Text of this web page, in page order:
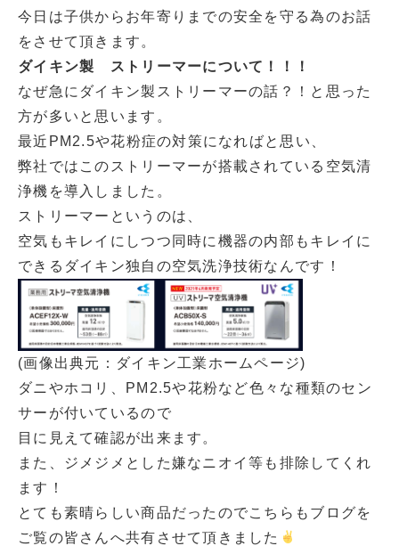
今日は子供からお年寄りまでの安全を守る為のお話
をさせて頂きます。
ダイキン製 ストリーマーについて！！！
なぜ急にダイキン製ストリーマーの話？！と思った
方が多いと思います。
最近PM2.5や花粉症の対策になればと思い、
弊社ではこのストリーマーが搭載されている空気清
浄機を導入しました。
ストリーマーというのは、
空気もキレイにしつつ同時に機器の内部もキレイに
できるダイキン独自の空気洗浄技術なんです！
(画像出典元：ダイキン工業ホームページ)
ダニやホコリ、PM2.5や花粉など色々な種類のセン
サーが付いているので
目に見えて確認が出来ます。
また、ジメジメとした嫌なニオイ等も排除してくれ
ます！
とても素晴らしい商品だったのでこちらもブログを
ご覧の皆さんへ共有させて頂きました